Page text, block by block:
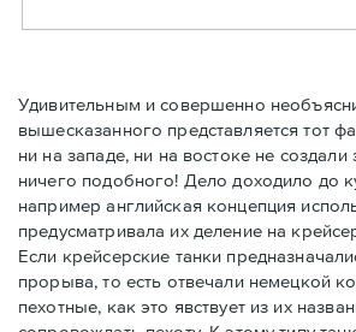
Удивительным и совершенно
вышесказанного представляется тот
ни на западе, ни на востоке не
ничего подобного! Дело доходило до
например английская концепция
предусматривала их деление на
Если крейсерские танки
прорыва, то есть отвечали немецкой
пехотные, как это явствует из их